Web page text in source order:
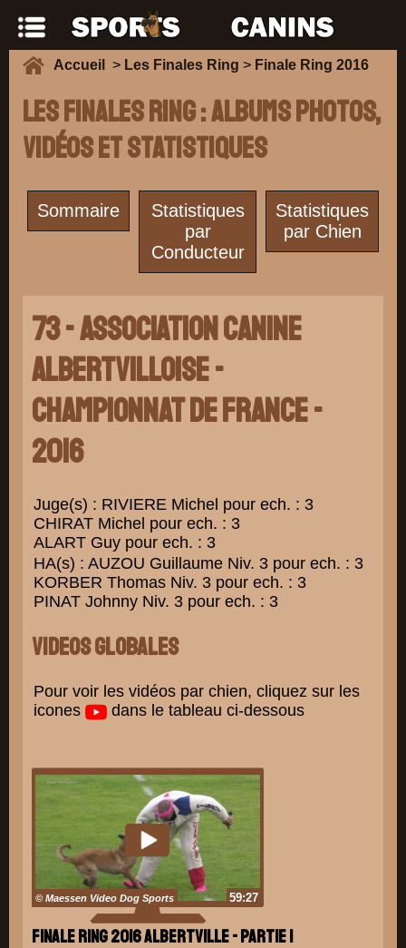
Accueil > Les Finales Ring > Finale Ring 2016
Les Finales Ring : Albums photos,
vidéos et Statistiques
Sommaire
Statistiques
par
Conducteur
Statistiques
par Chien
73 - ASSOCIATION CANINE
ALBERTVILLOISE -
Championnat de France -
2016
Juge(s) : RIVIERE Michel pour ech. : 3
CHIRAT Michel pour ech. : 3
ALART Guy pour ech. : 3
HA(s) : AUZOU Guillaume Niv. 3 pour ech. : 3
KORBER Thomas Niv. 3 pour ech. : 3
PINAT Johnny Niv. 3 pour ech. : 3
Videos globales
Pour voir les vidéos par chien, cliquez sur les
icones
dans le tableau ci-dessous
59:27
© Maessen Video Dog Sports
Finale Ring 2016 Albertville - Partie 1